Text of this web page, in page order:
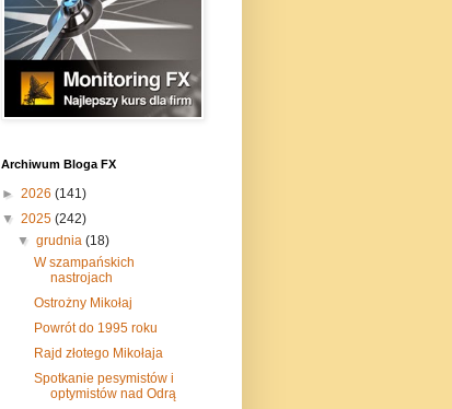
Archiwum Bloga FX
► 2026 (141)
▼ 2025 (242)
▼grudnia(18)
W szampańskich
nastrojach
Ostrożny Mikołaj
Powrót do 1995 roku
Rajd złotego Mikołaja
Spotkanie pesymistów i
optymistów nad Odrą